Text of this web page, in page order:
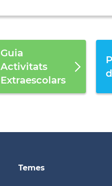
Guia
Activitats
Extraescolars
Temes